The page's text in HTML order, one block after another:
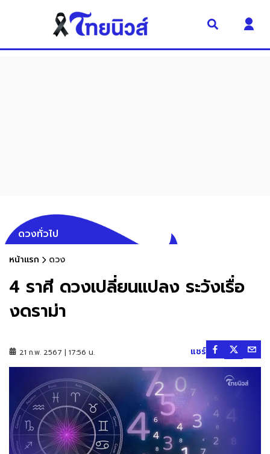
ดวงทั่วไป
หน้าแรก ดวง
4 ราศี ดวงเปลี่ยนแปลง ระวังเรื่อ
งดราม่า
21 ก.พ. 2567 | 17:56 น. แชร์